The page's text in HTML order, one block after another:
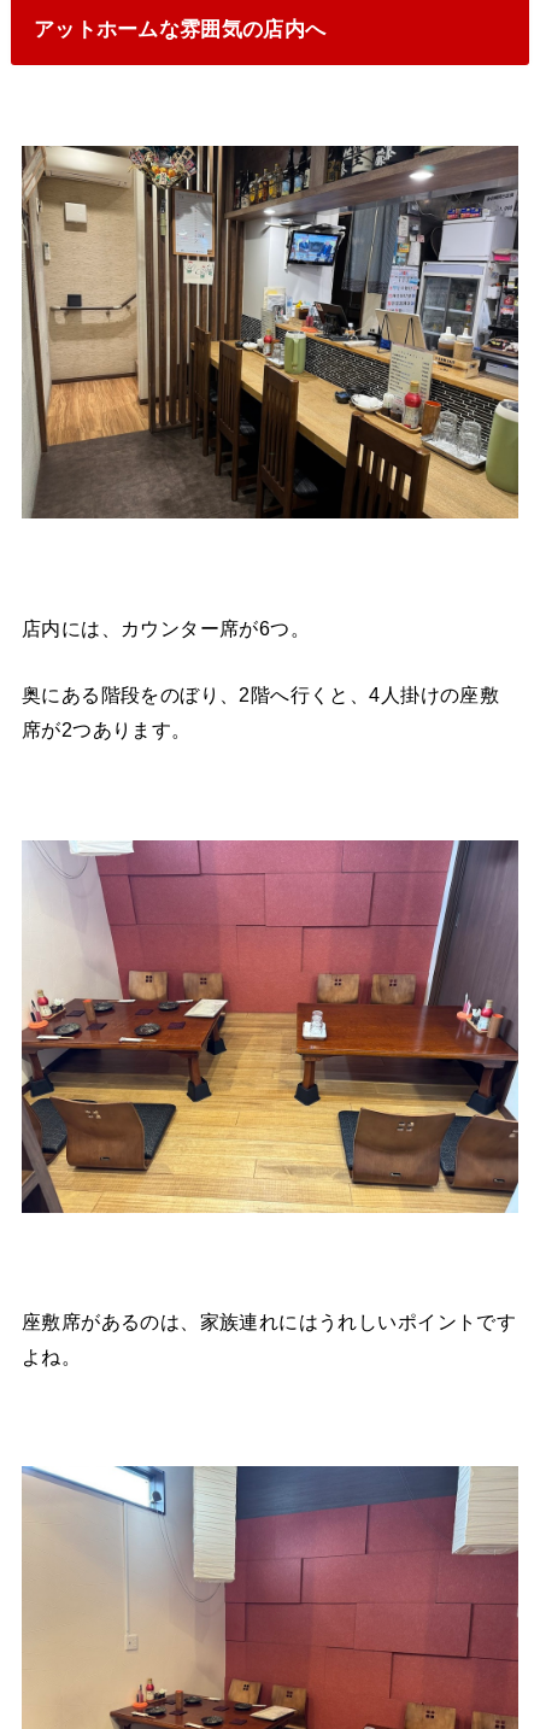
アットホームな雰囲気の店内へ
店内には、カウンター席が6つ。
奥にある階段をのぼり、2階へ行くと、4人掛けの座敷
席が2つあります。
座敷席があるのは、家族連れにはうれしいポイントです
よね。